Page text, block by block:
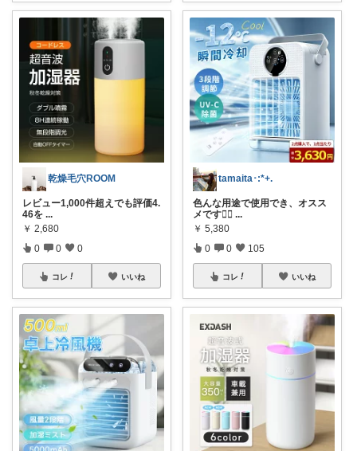
乾燥毛穴ROOM
レビュー1,000件超えでも評価4.
46を ...
￥ 2,680
0 0 0
コレ いいね
tamaita･:*+.
色んな用途で使用でき、オスス
メです🙋‍♀️ ...
￥ 5,380
0 0 105
コレ いいね